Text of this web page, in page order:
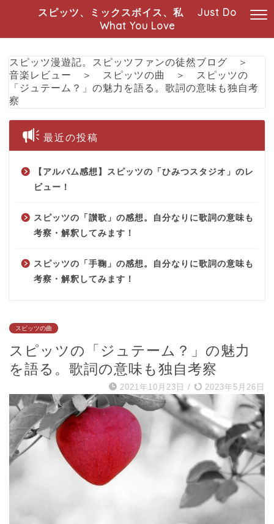
スピッツ、ミックスボイス、私 Just Do
What You Love
スピッツ漫遊記。スピッツファンの徒然ブログ ＞
音楽レビュー
＞ スピッツの曲 ＞
スピッツの
「ジュテーム？」の魅力を語る。歌詞の意味も独自考
察
最近の投稿
【アルバム感想】スピッツの「ひみつスタジオ」のレ
ビュー！
スピッツの「讃歌」の感想。自分なりに歌詞の意味も
考察・解釈してみます！
スピッツの「手鞠」の感想。自分なりに歌詞の意味も
考察・解釈してみます！
スピッツの曲
スピッツの「ジュテーム？」の魅力
を語る。歌詞の意味も独自考察
2021年10月23日 / 2023年5月26日